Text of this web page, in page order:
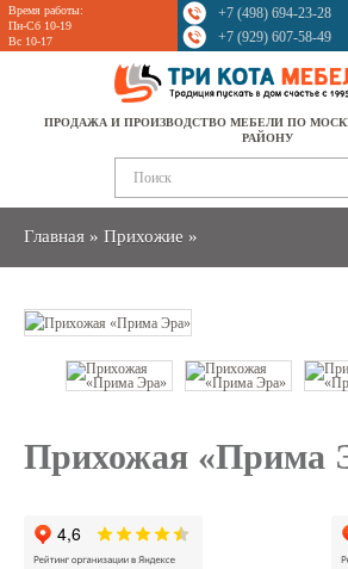
Время работы:
Пн-Сб 10-19
Вс 10-17
+7 (498) 694-23-28
+7 (929) 607-58-49
ПРОДАЖА И ПРОИЗВОДСТВО МЕБЕЛИ ПО
РАЙОНУ
Главная » Прихожие »
Sale
Прихожая «Прима